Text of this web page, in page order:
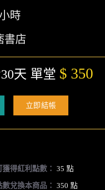
時
書店
天 單堂 $ 350
立即結帳
得紅利點數： 35 點
兌換本商品： 350 點